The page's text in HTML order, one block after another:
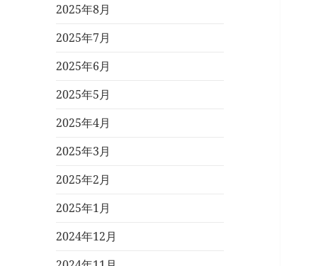
2025年8月
2025年7月
2025年6月
2025年5月
2025年4月
2025年3月
2025年2月
2025年1月
2024年12月